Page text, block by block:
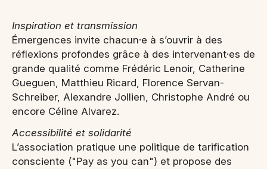
Inspiration et transmission
Émergences invite chacun·e à s’ouvrir à des
réflexions profondes grâce à des intervenant·es de
grande qualité comme Frédéric Lenoir, Catherine
Gueguen, Matthieu Ricard, Florence Servan-
Schreiber, Alexandre Jollien, Christophe André ou
encore Céline Alvarez.
Accessibilité et solidarité
L’association pratique une politique de tarification
consciente ("Pay as you can") et propose des